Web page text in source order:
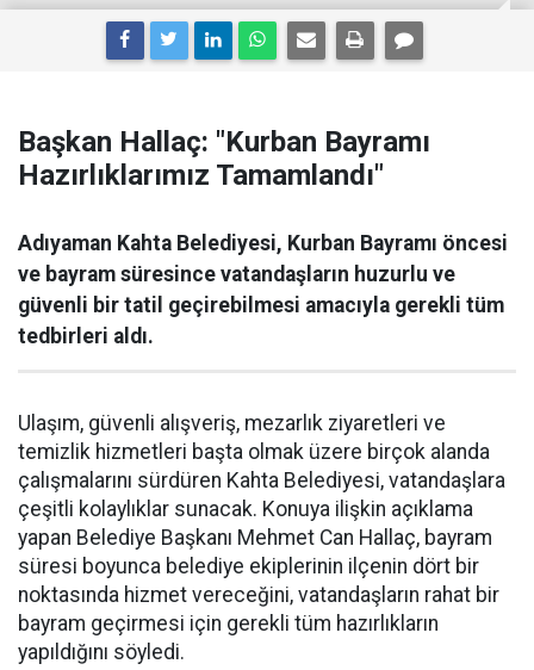
Başkan Hallaç: "Kurban Bayramı
Hazırlıklarımız Tamamlandı"
Adıyaman Kahta Belediyesi, Kurban Bayramı öncesi
ve bayram süresince vatandaşların huzurlu ve
güvenli bir tatil geçirebilmesi amacıyla gerekli tüm
tedbirleri aldı.
Ulaşım, güvenli alışveriş, mezarlık ziyaretleri ve
temizlik hizmetleri başta olmak üzere birçok alanda
çalışmalarını sürdüren Kahta Belediyesi, vatandaşlara
çeşitli kolaylıklar sunacak. Konuya ilişkin açıklama
yapan Belediye Başkanı Mehmet Can Hallaç, bayram
süresi boyunca belediye ekiplerinin ilçenin dört bir
noktasında hizmet vereceğini, vatandaşların rahat bir
bayram geçirmesi için gerekli tüm hazırlıkların
yapıldığını söyledi.